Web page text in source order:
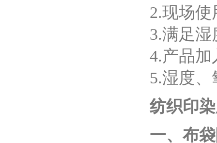
2.现场
3.满足
4.产品
5.湿度
纺织印
一、布